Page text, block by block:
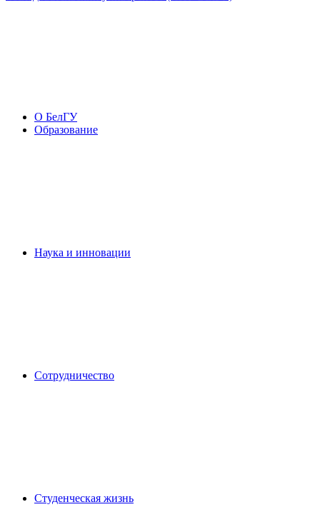
О БелГУ
Образование
Наука и инновации
Сотрудничество
Студенческая жизнь